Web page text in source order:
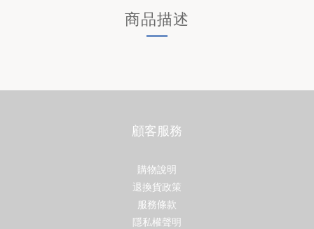
商品描述
顧客服務
購物說明
退換貨政策
服務條款
隱私權聲明